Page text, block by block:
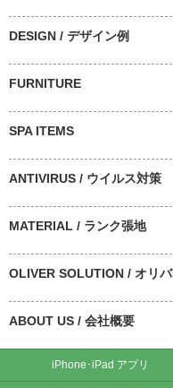
DESIGN / デザイン例
FURNITURE
SPA ITEMS
ANTIVIRUS / ウイルス対策
MATERIAL / ランク張地
OLIVER SOLUTION / オリ
ABOUT US / 会社概要
iPhone･iPad アプリ